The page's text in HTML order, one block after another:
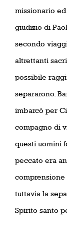
missionario
giudizio di
secondo
altrettanti
possibile
separarono.
imbarcò per
compagno di
questi uomini
peccato era
tuttavia la
Spirito santo